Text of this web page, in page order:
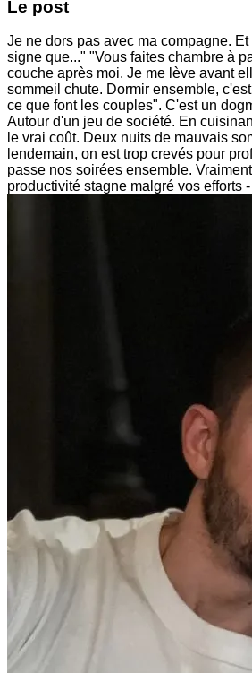
Le post
Je ne dors pas avec ma compagne.
signe que..." "Vous faites chambre à
couche après moi. Je me lève avant
sommeil chute. Dormir ensemble,
ce que font les couples". C'est un
Autour d'un jeu de société. En
le vrai coût. Deux nuits de mauvais
lendemain, on est trop crevés pour
passe nos soirées ensemble.
productivité stagne malgré vos efforts